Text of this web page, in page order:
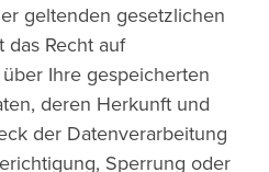
geltenden gesetzlichen
Recht auf
Ihre gespeicherten
deren Herkunft und
der Datenverarbeitung
Sperrung oder